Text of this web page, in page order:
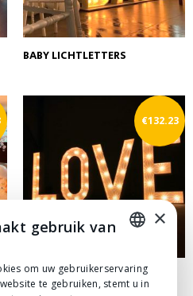
BABY LICHTLETTERS
LOVE LICHTLETTERS
€132.23
DUTCH
×
gebruik van
om uw gebruikerservaring
te gebruiken, stemt u in